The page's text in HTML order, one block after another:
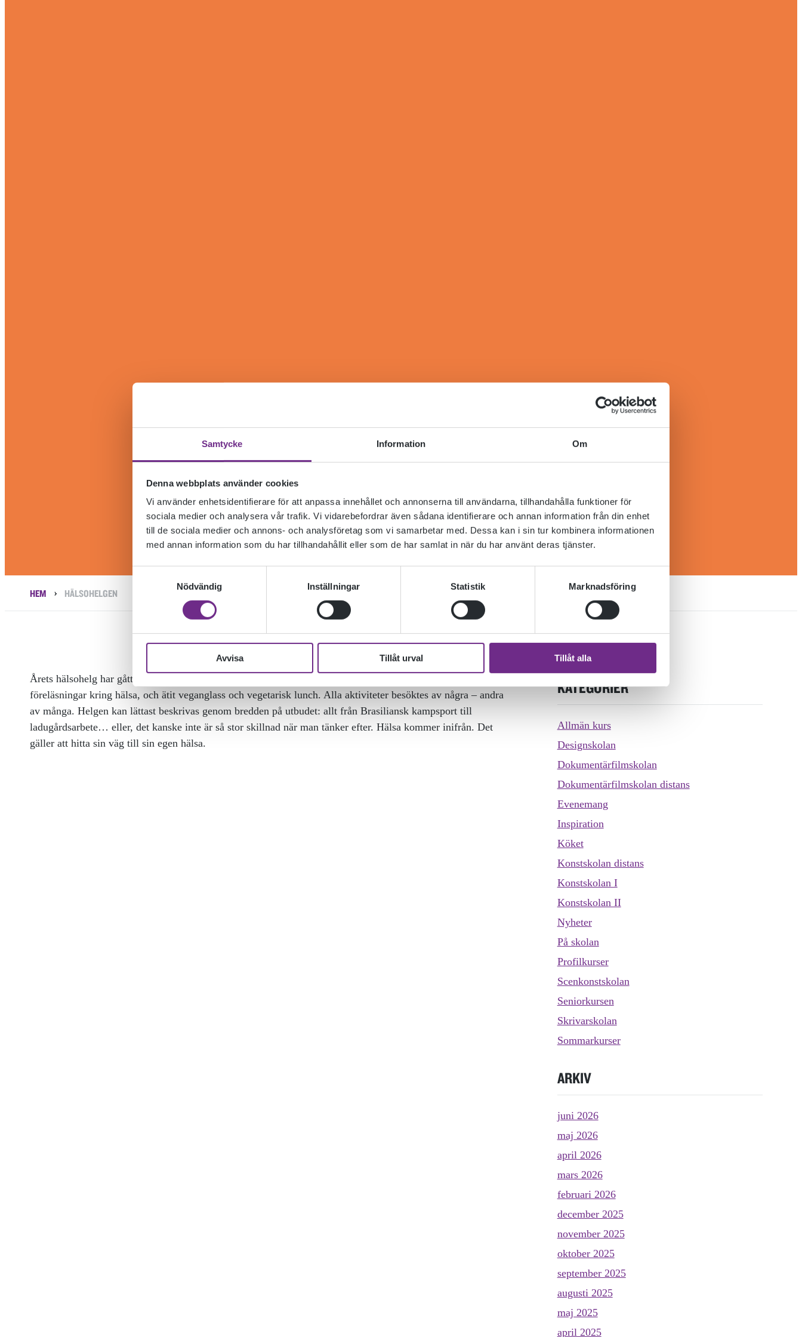
Samtycke Information Om
Denna webbplats använder cookies
Vi använder enhetsidentifierare för att anpassa innehållet och annonserna till användarna, tillhandahålla funktioner för
sociala medier och analysera vår trafik. Vi vidarebefordrar även sådana identifierare och annan information från din enhet
till de sociala medier och annons- och analysföretag som vi samarbetar med. Dessa kan i sin tur kombinera informationen
med annan information som du har tillhandahållit eller som de har samlat in när du har använt deras tjänster.
Nödvändig
Inställningar Statistik Marknadsföring
Avvisa Tillåt urval Tillåt alla
HEM › HÄLSOHELGEN
Årets hälsohelg har gått av stapeln, och skolans deltagare har fått träffa lokala föreningar, lyssnat till
föreläsningar kring hälsa, och ätit veganglass och vegetarisk lunch. Alla aktiviteter besöktes av några – andra
av många. Helgen kan lättast beskrivas genom bredden på utbudet: allt från Brasiliansk kampsport till
ladugårdsarbete… eller, det kanske inte är så stor skillnad när man tänker efter. Hälsa kommer inifrån. Det
gäller att hitta sin väg till sin egen hälsa.
KATEGORIER
Allmän kurs
Designskolan
Dokumentärfilmskolan
Dokumentärfilmskolan distans
Evenemang
Inspiration
Köket
Konstskolan distans
Konstskolan I
Konstskolan II
Nyheter
På skolan
Profilkurser
Scenkonstskolan
Seniorkursen
Skrivarskolan
Sommarkurser
ARKIV
juni 2026
maj 2026
april 2026
mars 2026
februari 2026
december 2025
november 2025
oktober 2025
september 2025
augusti 2025
maj 2025
april 2025